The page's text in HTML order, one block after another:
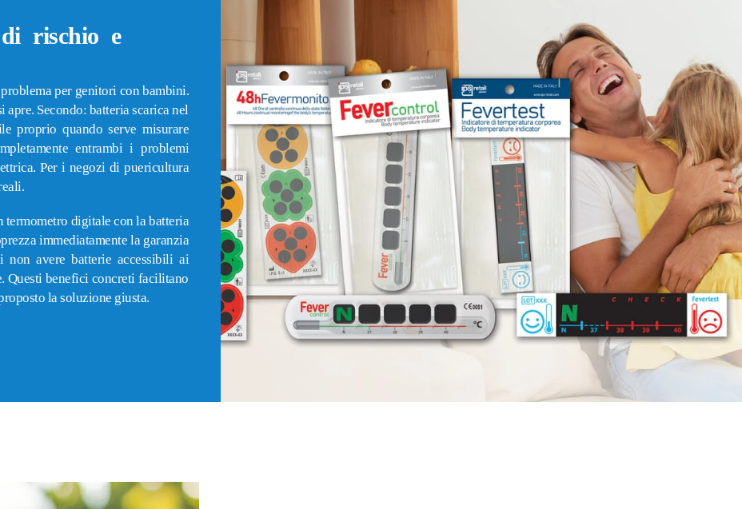
rischio e
per genitori con bambini.
Secondo: batteria scarica nel
proprio quando serve misurare
entrambi i problemi
Per i negozi di puericultura
termometro digitale con la batteria
immediatamente la garanzia
non avere batterie accessibili ai
Questi benefici concreti facilitano
la soluzione giusta.